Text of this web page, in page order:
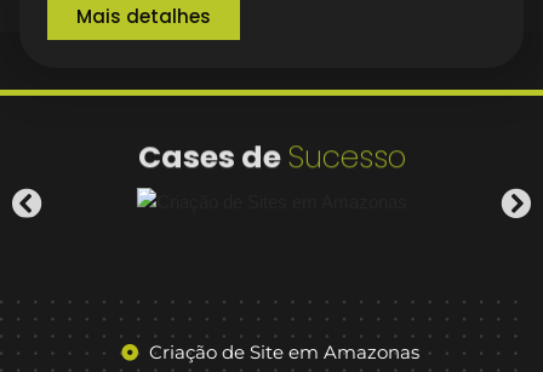
Mais detalhes
Cases deSucesso
Criação de Site em Amazonas